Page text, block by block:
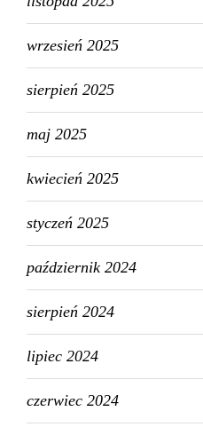
wrzesień 2025
sierpień 2025
maj 2025
kwiecień 2025
styczeń 2025
październik 2024
sierpień 2024
lipiec 2024
czerwiec 2024